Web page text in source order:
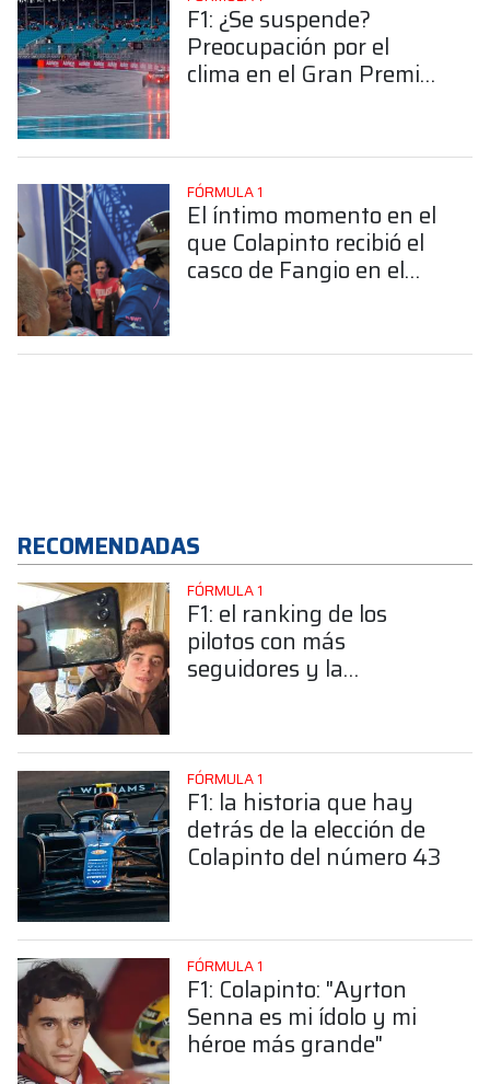
F1: ¿Se suspende?
Preocupación por el
clima en el Gran Premio
FÓRMULA 1
El íntimo momento en el
que Colapinto recibió el
casco de Fangio en el
RECOMENDADAS
FÓRMULA 1
F1: el ranking de los
pilotos con más
seguidores y la
FÓRMULA 1
F1: la historia que hay
detrás de la elección de
Colapinto del número 43
FÓRMULA 1
F1: Colapinto: "Ayrton
Senna es mi ídolo y mi
héroe más grande"